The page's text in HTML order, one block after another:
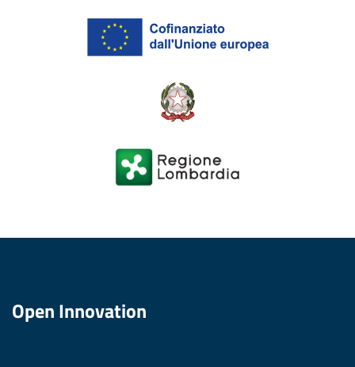
Open Innovation